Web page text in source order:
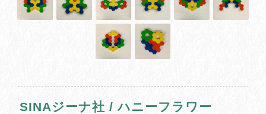
SINAジーナ社 / ハニーフラワー